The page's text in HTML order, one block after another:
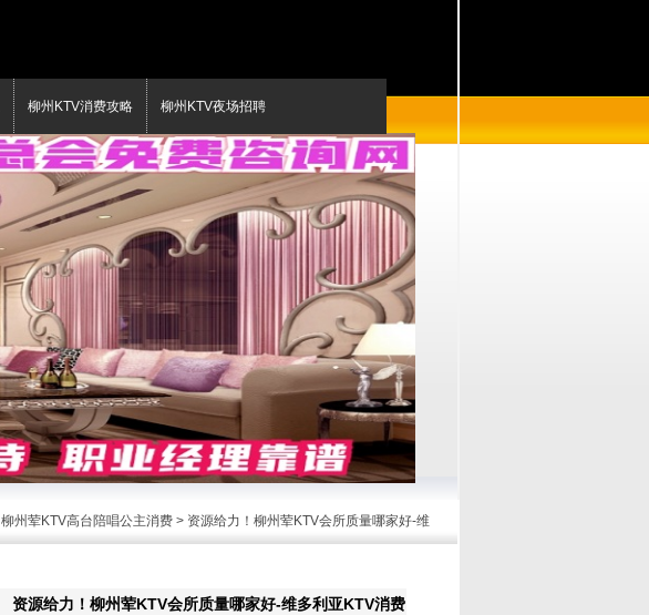
柳州KTV消费攻略 柳州KTV夜场招聘
柳州荤KTV高台陪唱公主消费 > 资源给力！柳州荤KTV会所质量哪家好-维
资源给力！柳州荤KTV会所质量哪家好-维多利亚KTV消费